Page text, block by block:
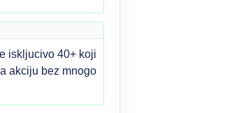
iskljucivo 40+ koji
akciju bez mnogo